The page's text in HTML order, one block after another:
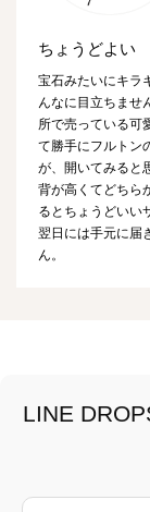
ちょうどよい
宝石みたいにキラ
んなに目立ちませ
所で売っている可
て勝手にフルトン
が、開いてみると
背が高くてどちら
るとちょうどいい
翌日には手元に届
ん。
LINE